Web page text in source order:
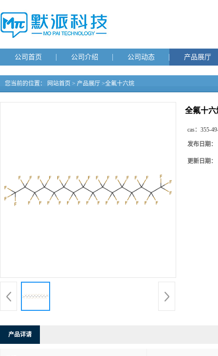
公司首页 公司介绍 公司动态 产品展厅
您当前的位置： 网站首页 > 产品展厅 >全氟十六烷
全氟十六
cas： 355-
发布日期：
更新日期：
产品详请